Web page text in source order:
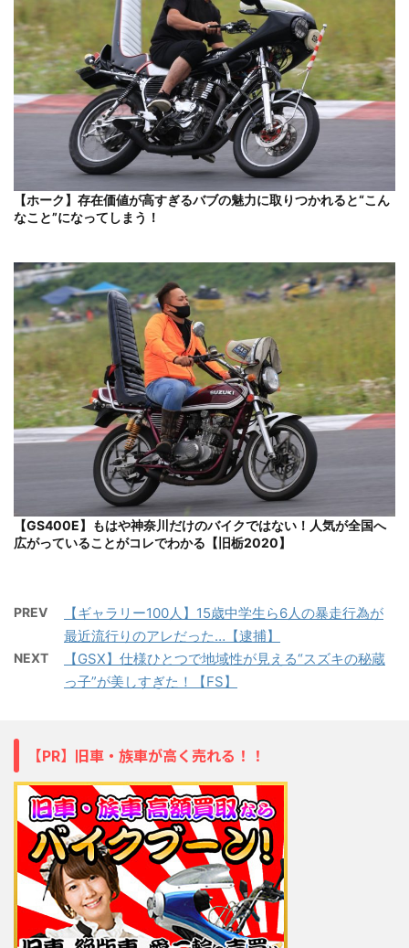
【ホーク】存在価値が高すぎるバブの魅力に取りつかれると“こん
なこと”になってしまう！
【GS400E】もはや神奈川だけのバイクではない！人気が全国へ
広がっていることがコレでわかる【旧栃2020】
PREV
【ギャラリー100人】15歳中学生ら6人の暴走行為が
最近流行りのアレだった…【逮捕】
NEXT
【GSX】仕様ひとつで地域性が見える“スズキの秘蔵
っ子”が美しすぎた！【FS】
【PR】旧車・族車が高く売れる！！